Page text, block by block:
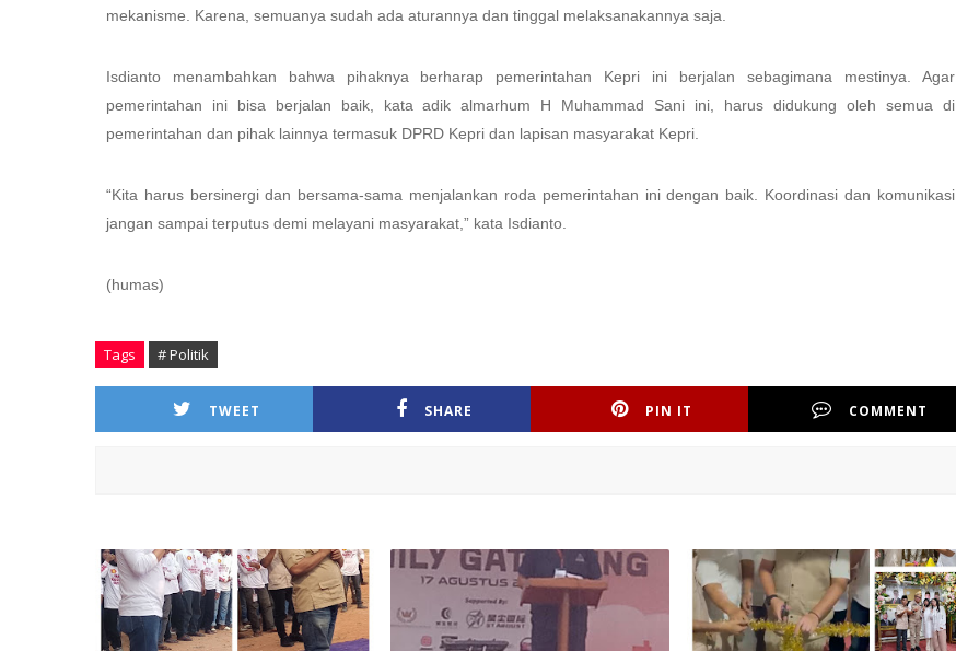
mekanisme. Karena, semuanya sudah ada aturannya dan tinggal melaksanakannya saja.
Isdianto menambahkan bahwa pihaknya berharap pemerintahan Kepri ini berjalan sebagimana mestinya. Agar
pemerintahan ini bisa berjalan baik, kata adik almarhum H Muhammad Sani ini, harus didukung oleh semua di
pemerintahan dan pihak lainnya termasuk DPRD Kepri dan lapisan masyarakat Kepri.
“Kita harus bersinergi dan bersama-sama menjalankan roda pemerintahan ini dengan baik. Koordinasi dan komunikasi
jangan sampai terputus demi melayani masyarakat,” kata Isdianto.
(humas)
Tags # Politik
TWEET SHARE PIN IT COMMENT